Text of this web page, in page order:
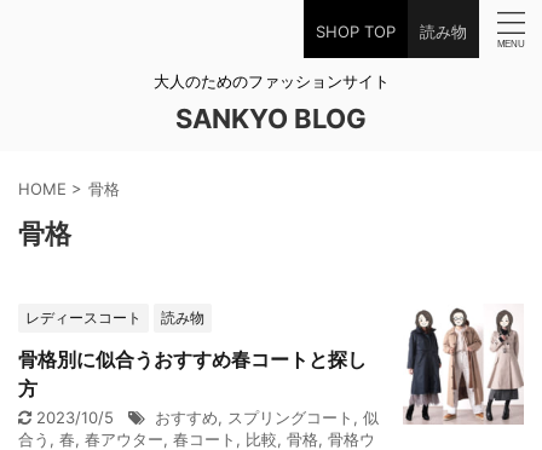
SHOP TOP 読み物
大人のためのファッションサイト
SANKYO BLOG
HOME > 骨格
骨格
レディースコート 読み物
骨格別に似合うおすすめ春コートと探し
方
2023/10/5 おすすめ, スプリングコート , 似
合う , 春, 春アウター, 春コート , 比較, 骨格, 骨格ウ